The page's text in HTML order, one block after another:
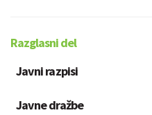
Razglasni del
Javni razpisi
Javne dražbe